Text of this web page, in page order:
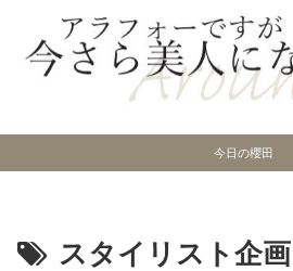
今日の櫻田
スタイリスト企画